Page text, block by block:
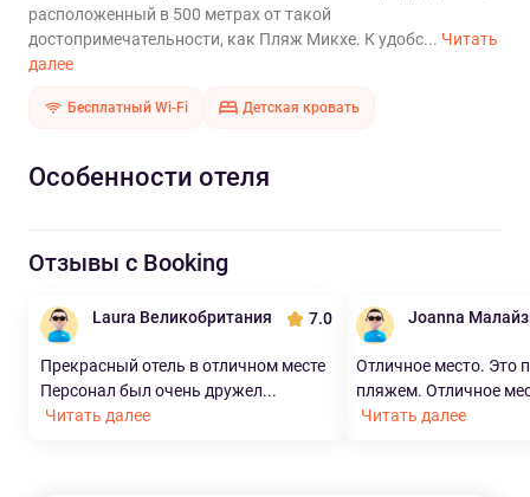
расположенный в 500 метрах от такой
достопримечательности, как Пляж Микхе. К удобс... Читать
далее
Бесплатный Wi-Fi Детская кровать
Особенности отеля
Отзывы с Booking
Laura Великобритания 7.0
Прекрасный отель в отличном месте
Персонал был очень дружел...
Читать далее
Joanna
Отличное место. Это
пляжем. Отличное
Читать далее